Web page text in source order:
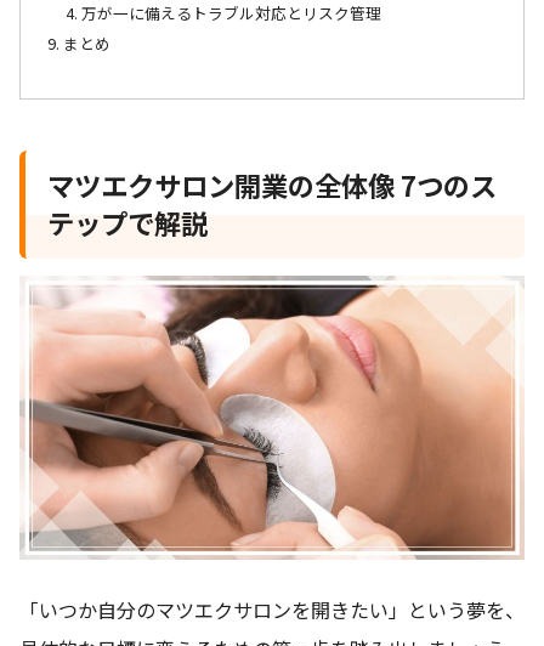
万が一に備えるトラブル対応とリスク管理
まとめ
マツエクサロン開業の全体像 7つのス
テップで解説
「いつか自分のマツエクサロンを開きたい」という夢を、